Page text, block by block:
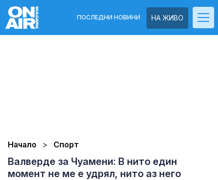
НА ЖИВО
ПОСЛЕДНИ НОВИНИ
Начало Спорт
Валверде за Чуамени: В нито един
момент не ме е удрял, нито аз него